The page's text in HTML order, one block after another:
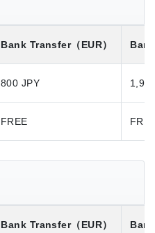
Bank Transfer（EUR）
800 JPY
FREE
Bank Transfer（EUR）